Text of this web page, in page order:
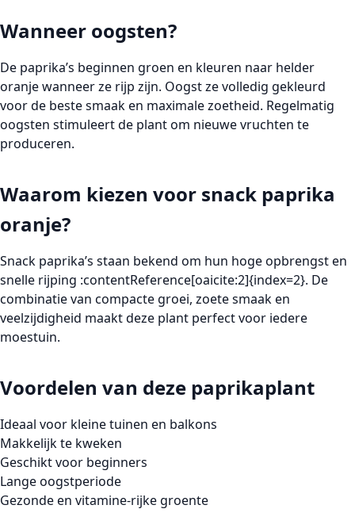
Wanneer oogsten?
De paprika’s beginnen groen en kleuren naar helder
oranje wanneer ze rijp zijn. Oogst ze volledig gekleurd
voor de beste smaak en maximale zoetheid. Regelmatig
oogsten stimuleert de plant om nieuwe vruchten te
produceren.
Waarom kiezen voor snack paprika
oranje?
Snack paprika’s staan bekend om hun hoge opbrengst en
snelle rijping :contentReference[oaicite:2]{index=2}. De
combinatie van compacte groei, zoete smaak en
veelzijdigheid maakt deze plant perfect voor iedere
moestuin.
Voordelen van deze paprikaplant
Ideaal voor kleine tuinen en balkons
Makkelijk te kweken
Geschikt voor beginners
Lange oogstperiode
Gezonde en vitamine-rijke groente